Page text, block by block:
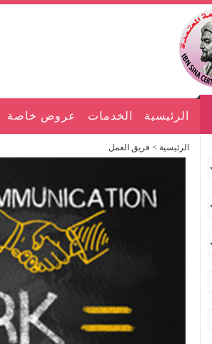
الرئيسية الخدمات عروض خاصة
الرئيسية > فريق العمل